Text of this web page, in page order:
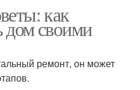
как
дом своими
ремонт, он может